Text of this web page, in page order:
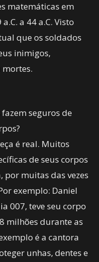
matemáticas em
a 44 a.C. Visto
que os soldados
inimigos,
seguros de
é real. Muitos
de seus corpos
por muitas das vezes
exemplo: Daniel
007, teve seu corpo
milhões durante as
é a cantora
unhas, dentes e